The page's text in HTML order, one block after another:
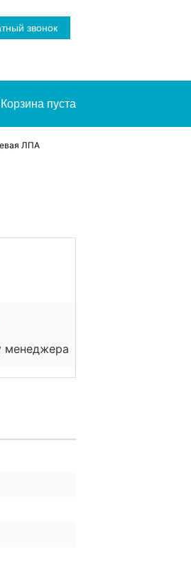
звонок
Корзина пуста
ЛПА
менеджера